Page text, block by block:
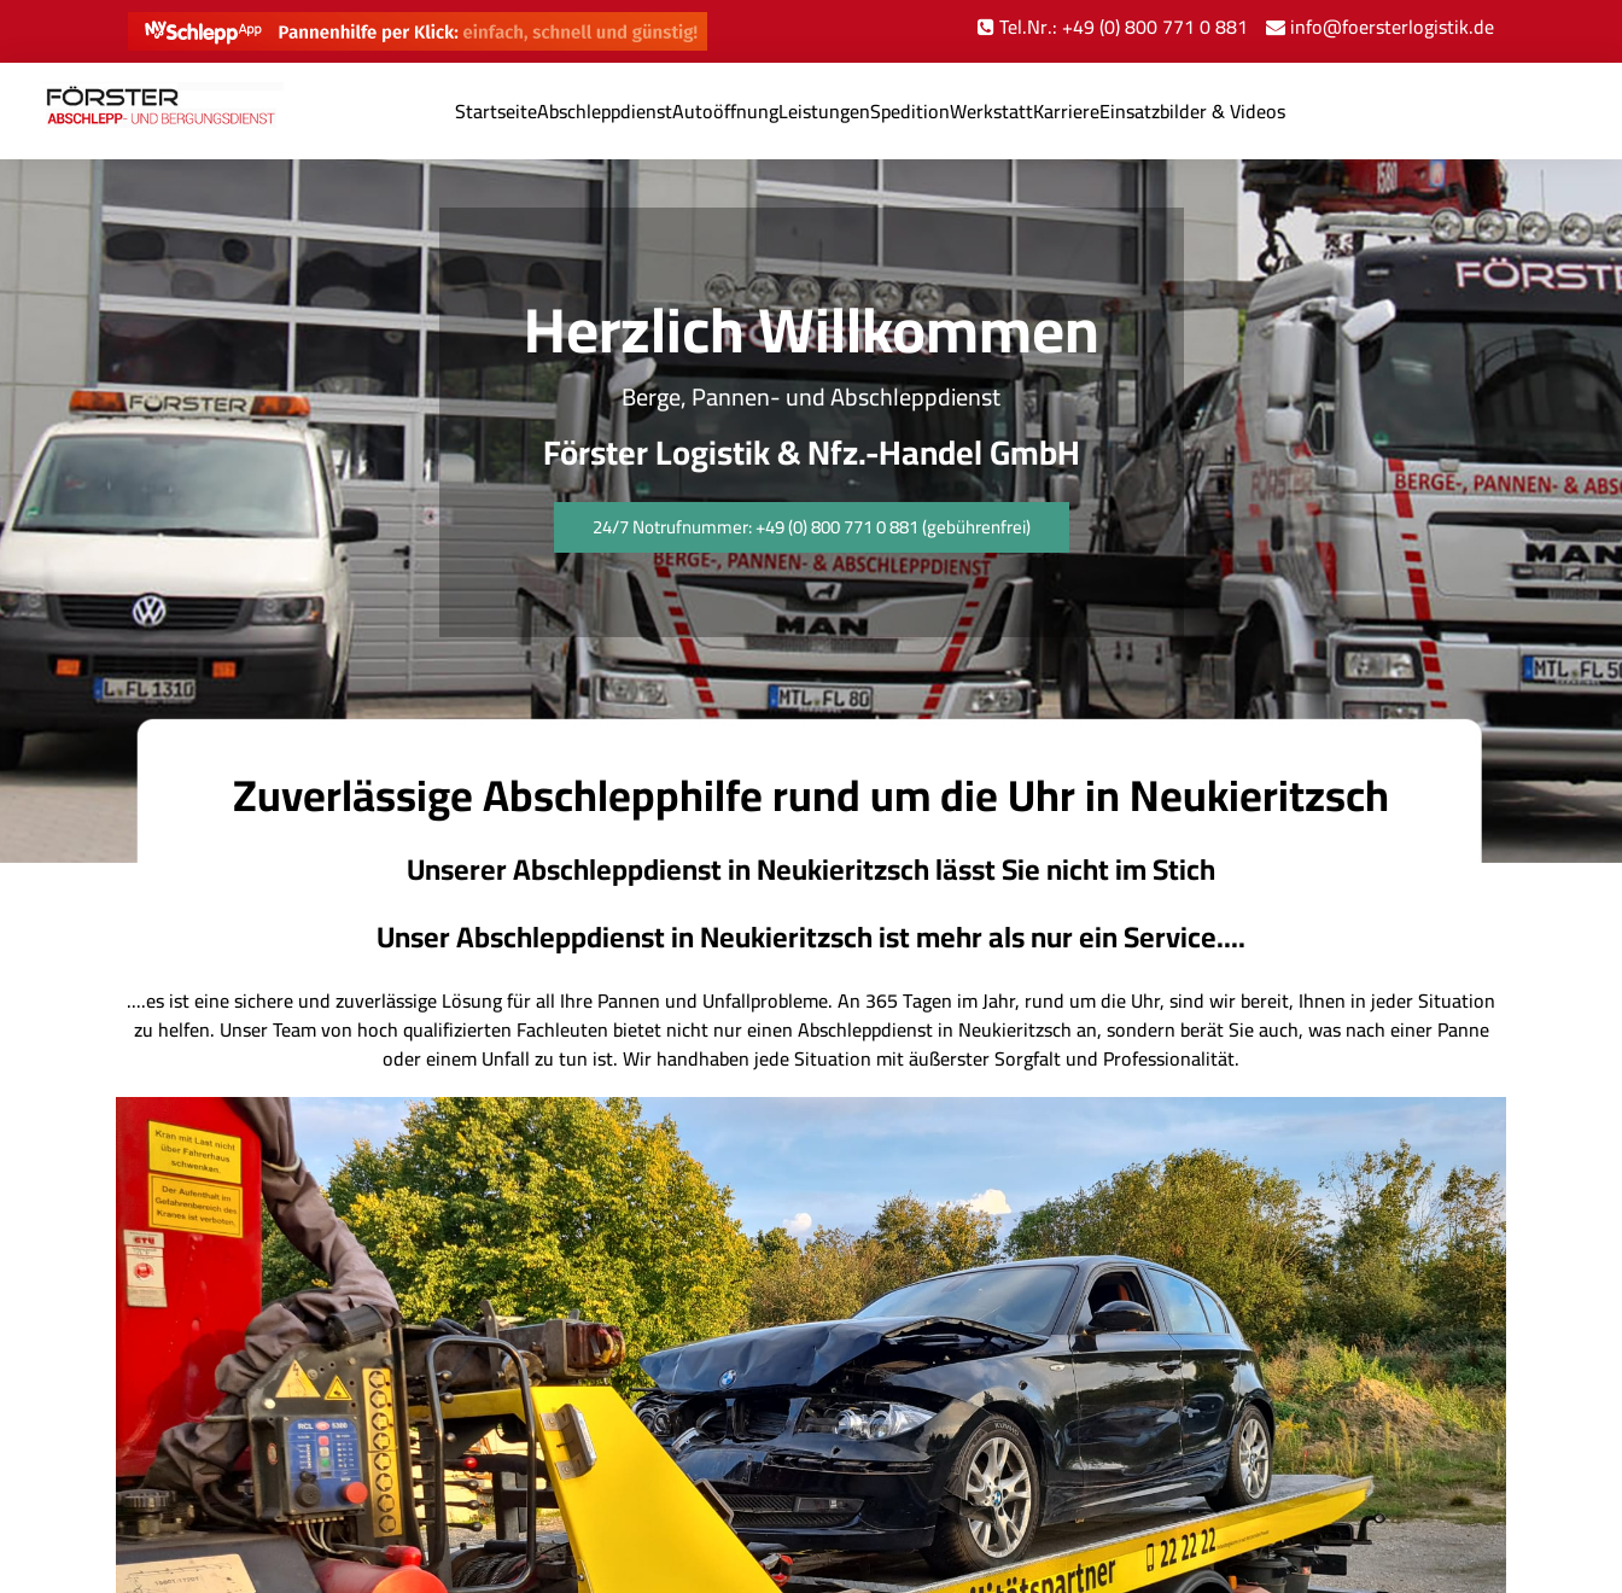
Tel.Nr.: +49 (0) 800 771 0 881 info@foersterlogistik.de
StartseiteAbschleppdienstAutoöffnungLeistungenSpeditionWerkstattKarriereEinsatzbilder & Videos
Herzlich Willkommen
Berge, Pannen- und Abschleppdienst
Förster Logistik & Nfz.-Handel GmbH
24/7 Notrufnummer: +49 (0) 800 771 0 881 (gebührenfrei)
Zuverlässige Abschlepphilfe rund um die Uhr in Neukieritzsch
Unserer Abschleppdienst in Neukieritzsch lässt Sie nicht im Stich
Unser Abschleppdienst in Neukieritzsch ist mehr als nur ein Service....
....es ist eine sichere und zuverlässige Lösung für all Ihre Pannen und Unfallprobleme. An 365 Tagen im Jahr, rund um die Uhr, sind wir bereit, Ihnen in jeder Situation
zu helfen. Unser Team von hoch qualifizierten Fachleuten bietet nicht nur einen Abschleppdienst in Neukieritzsch an, sondern berät Sie auch, was nach einer Panne
oder einem Unfall zu tun ist. Wir handhaben jede Situation mit äußerster Sorgfalt und Professionalität.